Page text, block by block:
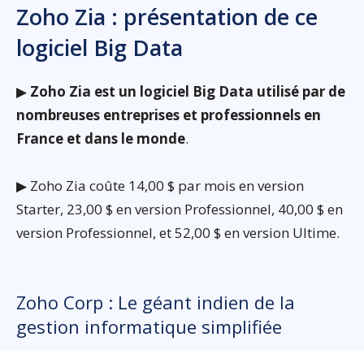
Zoho Zia : présentation de ce
logiciel Big Data
▶ Zoho Zia est un logiciel Big Data utilisé par de
nombreuses entreprises et professionnels en
France et dans le monde.
▶ Zoho Zia coûte 14,00 $ par mois en version
Starter, 23,00 $ en version Professionnel, 40,00 $ en
version Professionnel, et 52,00 $ en version Ultime.
Zoho Corp : Le géant indien de la
gestion informatique simplifiée